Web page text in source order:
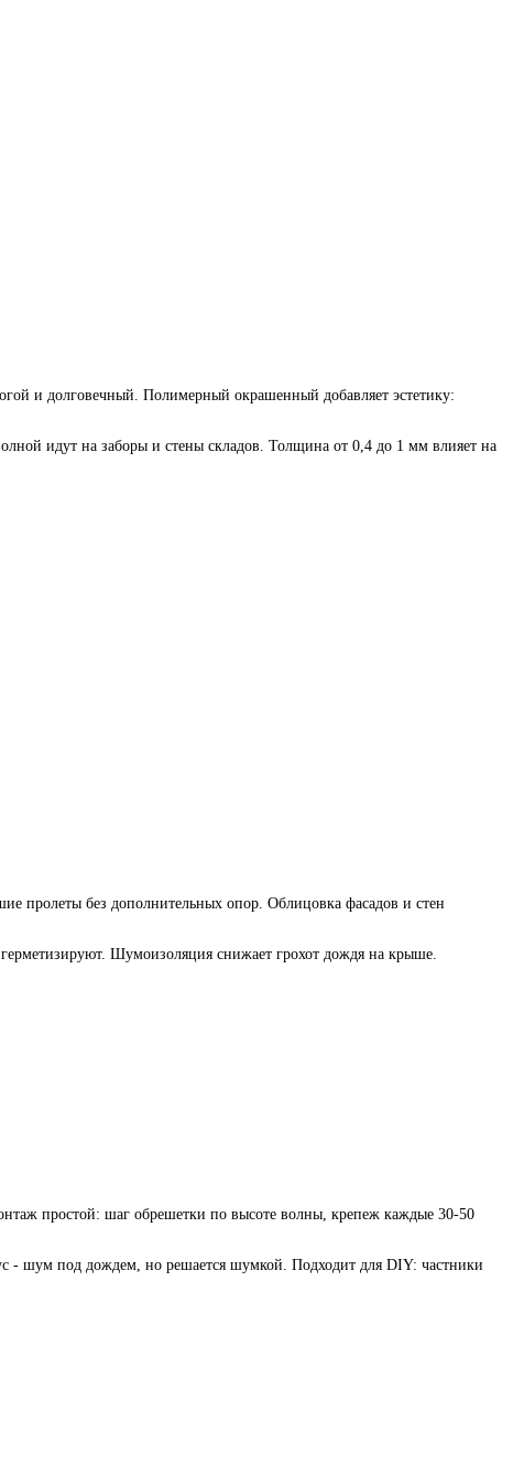
и долговечный. Полимерный окрашенный добавляет эстетику:
идут на заборы и стены складов. Толщина от 0,4 до 1 мм влияет на
пролеты без дополнительных опор. Облицовка фасадов и стен
Шумоизоляция снижает грохот дождя на крыше.
простой: шаг обрешетки по высоте волны, крепеж каждые 30-50
- шум под дождем, но решается шумкой. Подходит для DIY: частники